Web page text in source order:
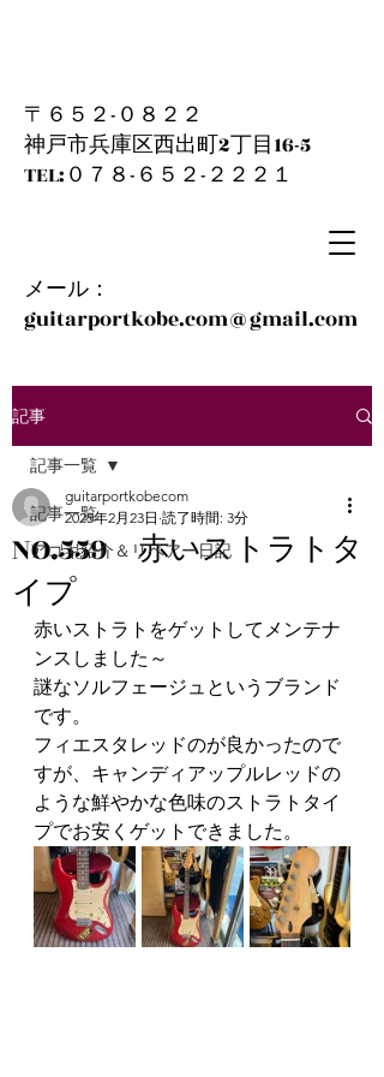
〒６５２-０８２２
神戸市兵庫区西出町2丁目16-5
​TEL:０７８-６５２-２２２１
メール：
guitarportkobe.com@gmail.com
記事
記事一覧
アコギ紹介＆リペアー日記
記事一覧
NO.559 赤いストラトタ
イプ
guitarportkobecom
2025年2月23日 読了時間: 3分
赤いストラトをゲットしてメンテナ
ンスしました～
謎なソルフェージュというブランド
です。
フィエスタレッドのが良かったので
すが、キャンディアップルレッドの
ような鮮やかな色味のストラトタイ
プでお安くゲットできました。